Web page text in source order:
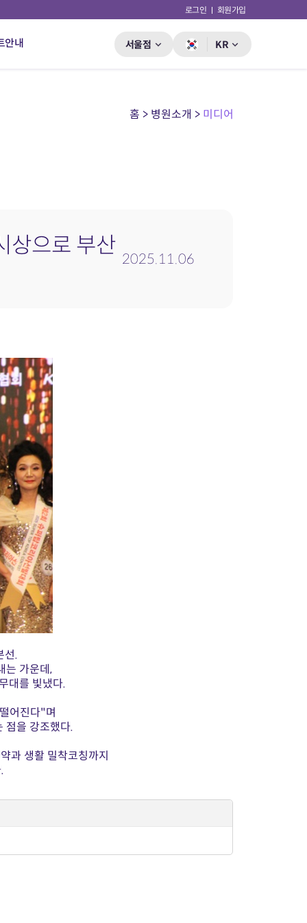
로그인 회원가입
안내 서울점 KR
홈 > 병원소개 > 미디어
상으로 부산 2025.11.06
선.
는 가운데,
대를 빛냈다.
어진다"며
점을 강조했다.
과 생활 밀착코칭까지